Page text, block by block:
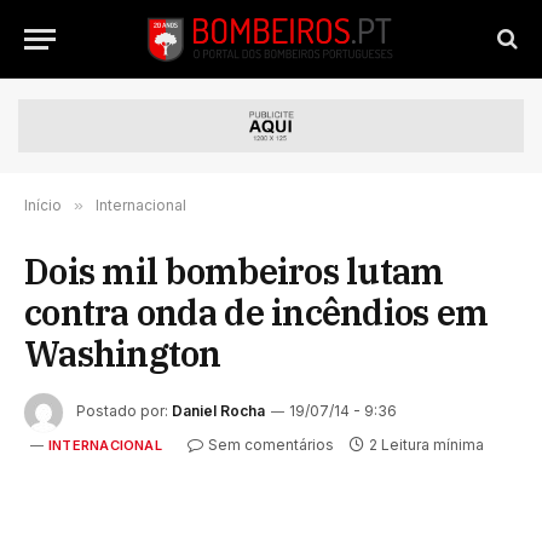
Início » Internacional
Dois mil bombeiros lutam
contra onda de incêndios em
Washington
Postado por: Daniel Rocha 19/07/14 - 9:36
INTERNACIONAL Sem comentários 2 Leitura mínima